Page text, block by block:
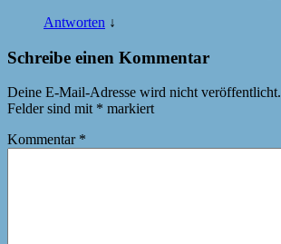
Antworten ↓
Schreibe einen Kommentar
Deine E-Mail-Adresse wird nicht veröffentlicht.
Felder sind mit * markiert
Kommentar *